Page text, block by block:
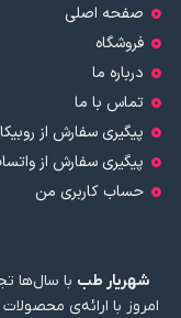
صفحه اصلی
فروشگاه
درباره ما
تماس با ما
پیگیری سفارش از روبیکا
پیگیری سفارش از
حساب کاربری من
شهریار طب با سال‌ها
امروز با ارائه‌ی